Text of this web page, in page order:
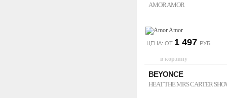
AMOR AMOR
ЦЕНА: ОТ 1 497 РУБ
BEYONCE
HEAT THE MRS CARTER